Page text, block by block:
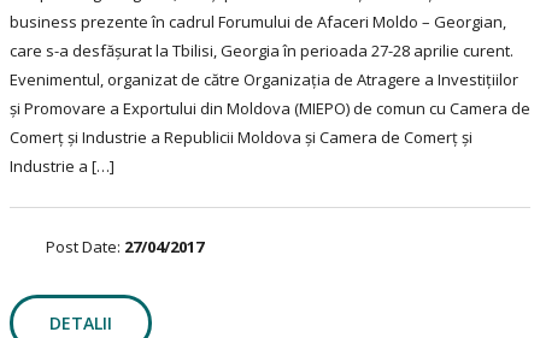
business prezente în cadrul Forumului de Afaceri Moldo – Georgian,
care s-a desfășurat la Tbilisi, Georgia în perioada 27-28 aprilie curent.
Evenimentul, organizat de către Organizația de Atragere a Investițiilor
și Promovare a Exportului din Moldova (MIEPO) de comun cu Camera de
Comerț și Industrie a Republicii Moldova și Camera de Comerț și
Industrie a […]
Post Date: 27/04/2017
DETALII